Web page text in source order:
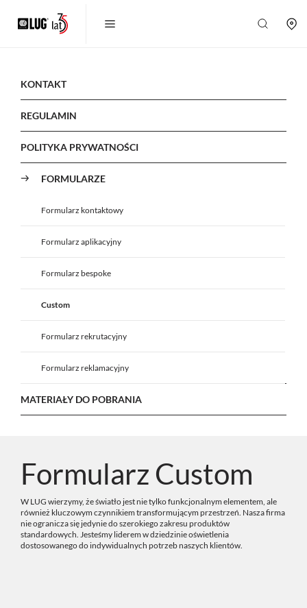
KONTAKT
REGULAMIN
POLITYKA PRYWATNOŚCI
FORMULARZE
Formularz kontaktowy
Formularz aplikacyjny
Formularz bespoke
Custom
Formularz rekrutacyjny
Formularz reklamacyjny
MATERIAŁY DO POBRANIA
Formularz Custom
W LUG wierzymy, że światło jest nie tylko funkcjonalnym elementem, ale
również kluczowym czynnikiem transformującym przestrzeń. Nasza firma
nie ogranicza się jedynie do szerokiego zakresu produktów
standardowych. Jesteśmy liderem w dziedzinie oświetlenia
dostosowanego do indywidualnych potrzeb naszych klientów.